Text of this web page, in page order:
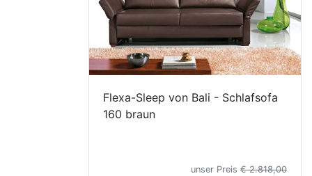
Flexa-Sleep von Bali - Schlafsofa
160 braun
unser Preis € 2.818,00